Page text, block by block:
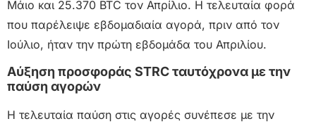
Μάιο και 25.370 BTC τον Απρίλιο. Η τελευταία φορά
που παρέλειψε εβδομαδιαία αγορά, πριν από τον
Ιούλιο, ήταν την πρώτη εβδομάδα του Απριλίου.
Αύξηση προσφοράς STRC ταυτόχρονα με την
παύση αγορών
Η τελευταία παύση στις αγορές συνέπεσε με την